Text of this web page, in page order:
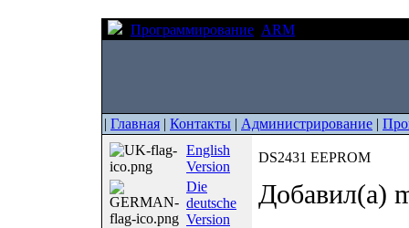
Программирование ARM
| Главная | Контакты | Администрирование |
English
Version
Die
deutsche
Version
DS2431 EEPROM
Добавил(а)